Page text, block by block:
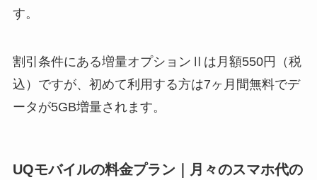
す。
割引条件にある増量オプションⅡは月額550円（税
込）ですが、初めて利用する方は7ヶ月間無料でデ
ータが5GB増量されます。
UQモバイルの料金プラン｜月々のスマホ代の